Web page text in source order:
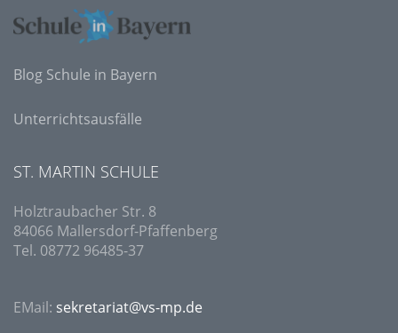
Blog Schule in Bayern
Unterrichtsausfälle
ST. MARTIN SCHULE
Holztraubacher Str. 8
84066 Mallersdorf-Pfaffenberg
Tel. 08772 96485-37
EMail: sekretariat@vs-mp.de